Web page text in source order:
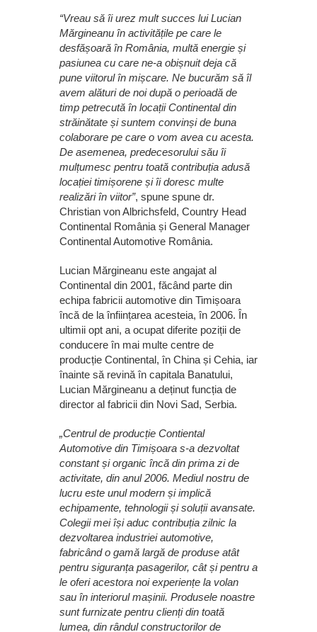
“Vreau să îi urez mult succes lui Lucian
Mărgineanu în activitățile pe care le
desfășoară în România, multă energie și
pasiunea cu care ne-a obișnuit deja că
pune viitorul în mișcare. Ne bucurăm să îl
avem alături de noi după o perioadă de
timp petrecută în locații Continental din
străinătate și suntem convinși de buna
colaborare pe care o vom avea cu acesta.
De asemenea, predecesorului său îi
mulțumesc pentru toată contribuția adusă
locației timișorene și îi doresc multe
realizări în viitor”, spune spune dr.
Christian von Albrichsfeld, Country Head
Continental România și General Manager
Continental Automotive România.
Lucian Mărgineanu este angajat al
Continental din 2001, făcând parte din
echipa fabricii automotive din Timișoara
încă de la înființarea acesteia, în 2006. În
ultimii opt ani, a ocupat diferite poziții de
conducere în mai multe centre de
producție Continental, în China și Cehia, iar
înainte să revină în capitala Banatului,
Lucian Mărgineanu a deținut funcția de
director al fabricii din Novi Sad, Serbia.
„Centrul de producție Contiental
Automotive din Timișoara s-a dezvoltat
constant și organic încă din prima zi de
activitate, din anul 2006. Mediul nostru de
lucru este unul modern și implică
echipamente, tehnologii și soluții avansate.
Colegii mei își aduc contribuția zilnic la
dezvoltarea industriei automotive,
fabricând o gamă largă de produse atât
pentru siguranța pasagerilor, cât și pentru a
le oferi acestora noi experiențe la volan
sau în interiorul mașinii. Produsele noastre
sunt furnizate pentru clienți din toată
lumea, din rândul constructorilor de